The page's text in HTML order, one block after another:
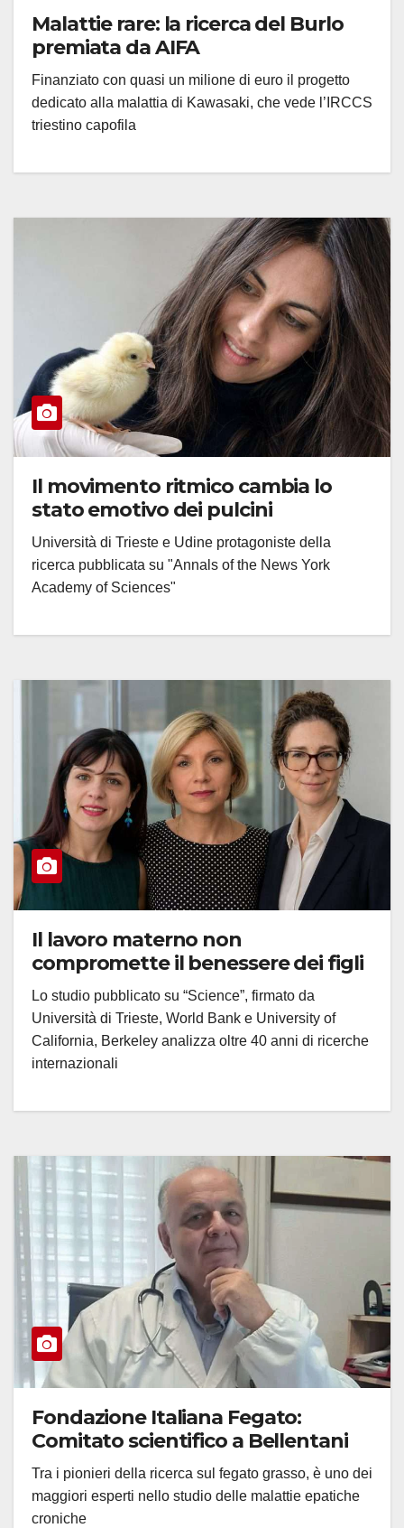
Malattie rare: la ricerca del Burlo
premiata da AIFA
Finanziato con quasi un milione di euro il progetto
dedicato alla malattia di Kawasaki, che vede l’IRCCS
triestino capofila
Il movimento ritmico cambia lo
stato emotivo dei pulcini
Università di Trieste e Udine protagoniste della
ricerca pubblicata su "Annals of the News York
Academy of Sciences"
Il lavoro materno non
compromette il benessere dei figli
Lo studio pubblicato su “Science”, firmato da
Università di Trieste, World Bank e University of
California, Berkeley analizza oltre 40 anni di ricerche
internazionali
Fondazione Italiana Fegato:
Comitato scientifico a Bellentani
Tra i pionieri della ricerca sul fegato grasso, è uno dei
maggiori esperti nello studio delle malattie epatiche
croniche